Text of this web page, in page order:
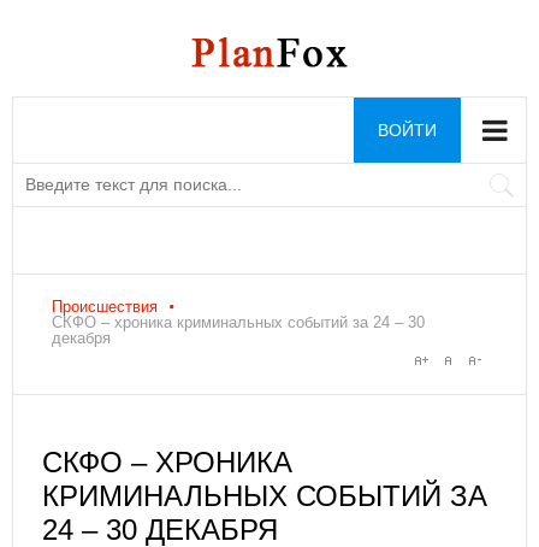
ВОЙТИ
Происшествия
СКФО – хроника криминальных событий за 24 – 30
декабря
СКФО – ХРОНИКА
КРИМИНАЛЬНЫХ СОБЫТИЙ ЗА
24 – 30 ДЕКАБРЯ